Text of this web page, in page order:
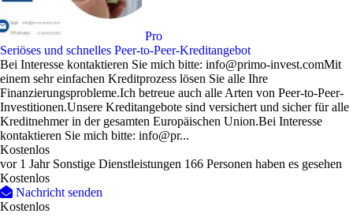
Pro
Seriöses und schnelles Peer-to-Peer-Kreditangebot
Bei Interesse kontaktieren Sie mich bitte: info@primo-invest.comMit
einem sehr einfachen Kreditprozess lösen Sie alle Ihre
Finanzierungsprobleme.Ich betreue auch alle Arten von Peer-to-Peer-
Investitionen.Unsere Kreditangebote sind versichert und sicher für alle
Kreditnehmer in der gesamten Europäischen Union.Bei Interesse
kontaktieren Sie mich bitte: info@pr...
Kostenlos
vor 1 Jahr Sonstige Dienstleistungen 166 Personen haben es gesehen
Kostenlos
Nachricht senden
Kostenlos